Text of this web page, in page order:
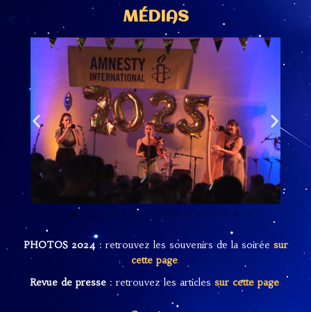
MÉDIAS
PHOTOS 2024: retrouvez les souvenirs de la soirée sur
cette page.
Revue de presse: retrouvez les articles sur cette page.